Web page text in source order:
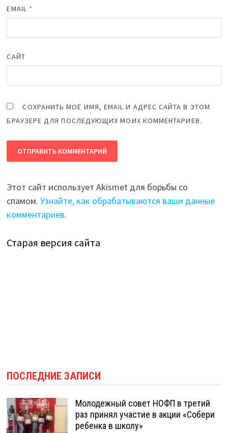
EMAIL *
САЙТ
СОХРАНИТЬ МОЁ ИМЯ, EMAIL И АДРЕС САЙТА В ЭТОМ
БРАУЗЕРЕ ДЛЯ ПОСЛЕДУЮЩИХ МОИХ КОММЕНТАРИЕВ.
Этот сайт использует Akismet для борьбы со
спамом.Узнайте, как обрабатываются ваши данные
комментариев.
Старая версия сайта
ПОСЛЕДНИЕ ЗАПИСИ
Молодежный совет НОФП в третий
раз принял участие в акции «Собери
ребенка в школу»